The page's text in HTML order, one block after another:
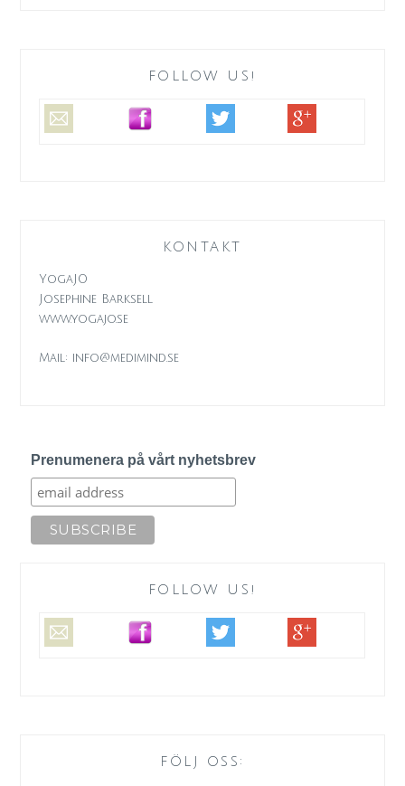
FOLLOW US!
KONTAKT
YogaJO
Josephine Barksell
www.yogajo.se
Mail: info@medimind.se
Prenumenera på vårt nyhetsbrev
FOLLOW US!
FÖLJ OSS: